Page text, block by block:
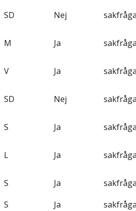
SD Nej
M Ja
V Ja
SD Nej
S Ja
L Ja
S Ja
S Ja